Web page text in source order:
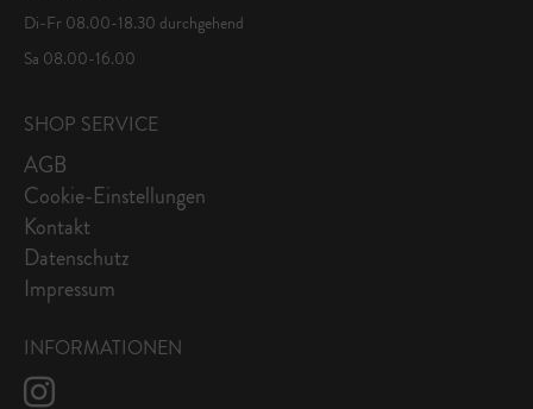
Di-Fr 08.00-18.30 durchgehend
Sa 08.00-16.00
SHOP SERVICE
AGB
Cookie-Einstellungen
Kontakt
Datenschutz
Impressum
INFORMATIONEN